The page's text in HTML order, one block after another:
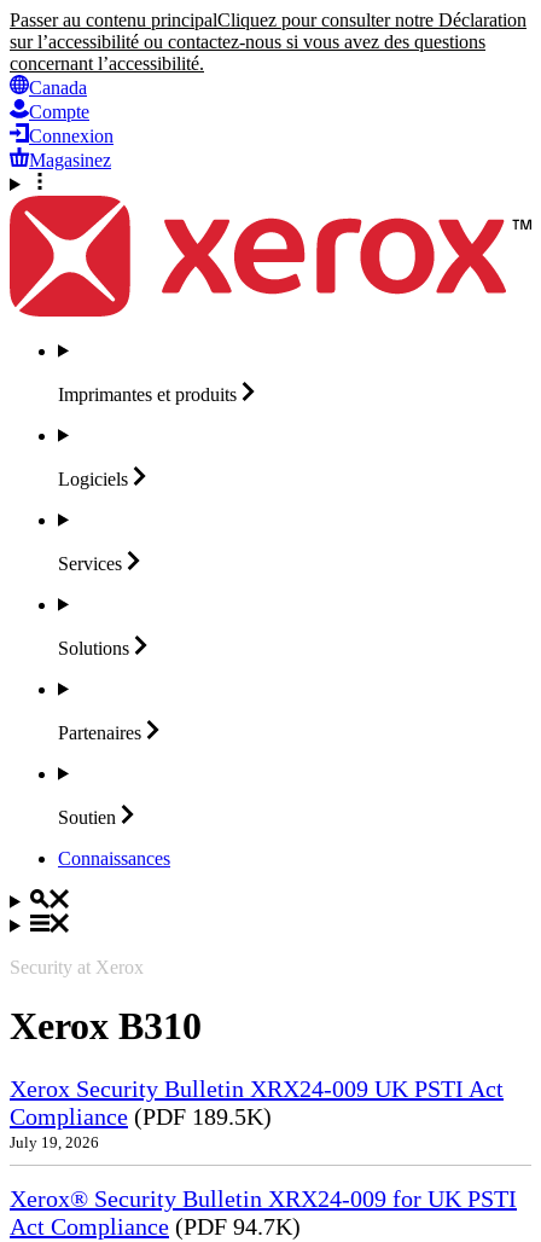
Passer au contenu principalCliquez pour consulter notre Déclaration
sur l’accessibilité ou contactez-nous si vous avez des questions
concernant l’accessibilité.
Canada
Compte
Connexion
Magasinez
Imprimantes et produits
Logiciels
Services
Solutions
Partenaires
Soutien
Connaissances
Security at Xerox
Xerox B310
Xerox Security Bulletin XRX24-009 UK PSTI Act
Compliance (PDF 189.5K)
July 19, 2026
Xerox® Security Bulletin XRX24-009 for UK PSTI
Act Compliance (PDF 94.7K)